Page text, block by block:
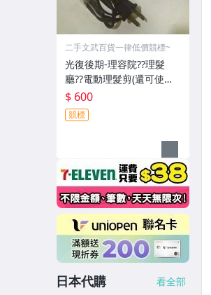
二手文武百貨一律低價競標~
光復後期-理容院??理髮
廳??電動理髮剪(還可使用-
郵寄免運費)收藏品~收藏用
$ 600
競標
日本代購 看全部